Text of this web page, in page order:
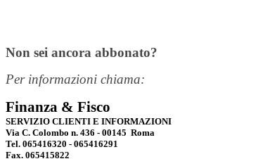
Non sei ancora abbonato?
Per informazioni chiama:
Finanza & Fisco
SERVIZIO CLIENTI E INFORMAZIONI
Via C. Colombo n. 436 - 00145 Roma
Tel. 065416320 - 065416291
Fax. 065415822